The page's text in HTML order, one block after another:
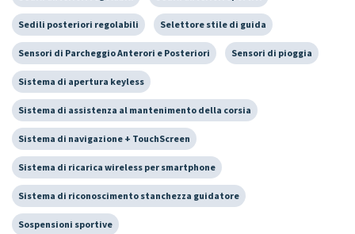
Sedili posteriori regolabili Selettore stile di guida
Sensori di Parcheggio Anterori e Posteriori Sensori di pioggia
Sistema di apertura keyless
Sistema di assistenza al mantenimento della corsia
Sistema di navigazione + TouchScreen
Sistema di ricarica wireless per smartphone
Sistema di riconoscimento stanchezza guidatore
Sospensioni sportive